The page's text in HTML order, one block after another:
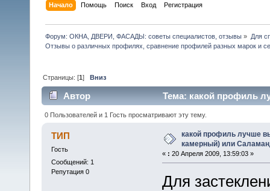
Начало Помощь Поиск Вход Регистрация
Форум: ОКНА, ДВЕРИ, ФАСАДЫ: советы специалистов, отзывы » Для
Отзывы о различных профилях, сравнение профилей разных марок и
Страницы: [1]Вниз
Автор
Тема: какой профиль
(Прочитано 21038 раз)
0 Пользователей и 1 Гость просматривают эту тему.
ТИП
Гость
Сообщений: 1
Репутация 0
какой профиль лучше
камерный) или
« : 20 Апреля 2009, 13:59:03 »
Для